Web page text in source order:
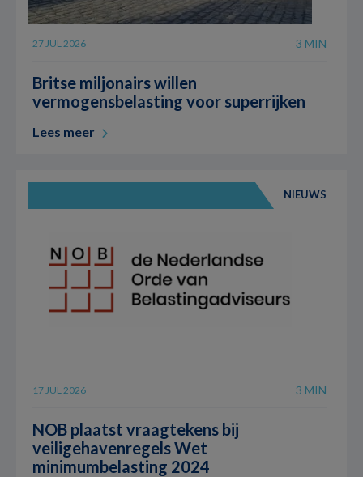
27 JUL 2026 3 MIN
Britse miljonairs willen
vermogensbelasting voor superrijken
Lees meer
NIEUWS
17 JUL 2026 3 MIN
NOB plaatst vraagtekens bij
veiligehavenregels Wet
minimumbelasting 2024